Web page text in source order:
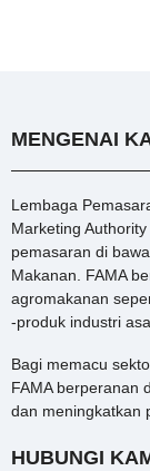
MENGENAI
Lembaga
Marketing
pemasaran di
Makanan. FAMA
agromakanan
-produk industri
Bagi memacu
FAMA berperanan
dan meningkatkan
HUBUNGI